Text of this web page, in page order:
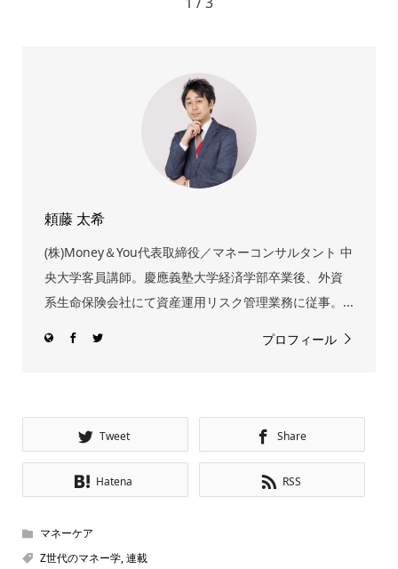
頼藤 太希
(株)Money＆You代表取締役／マネーコンサルタント 中
央大学客員講師。慶應義塾大学経済学部卒業後、外資
系生命保険会社にて資産運用リスク管理業務に従事。...
プロフィール
Tweet Share
Hatena RSS
マネーケア
Z世代のマネー学,連載